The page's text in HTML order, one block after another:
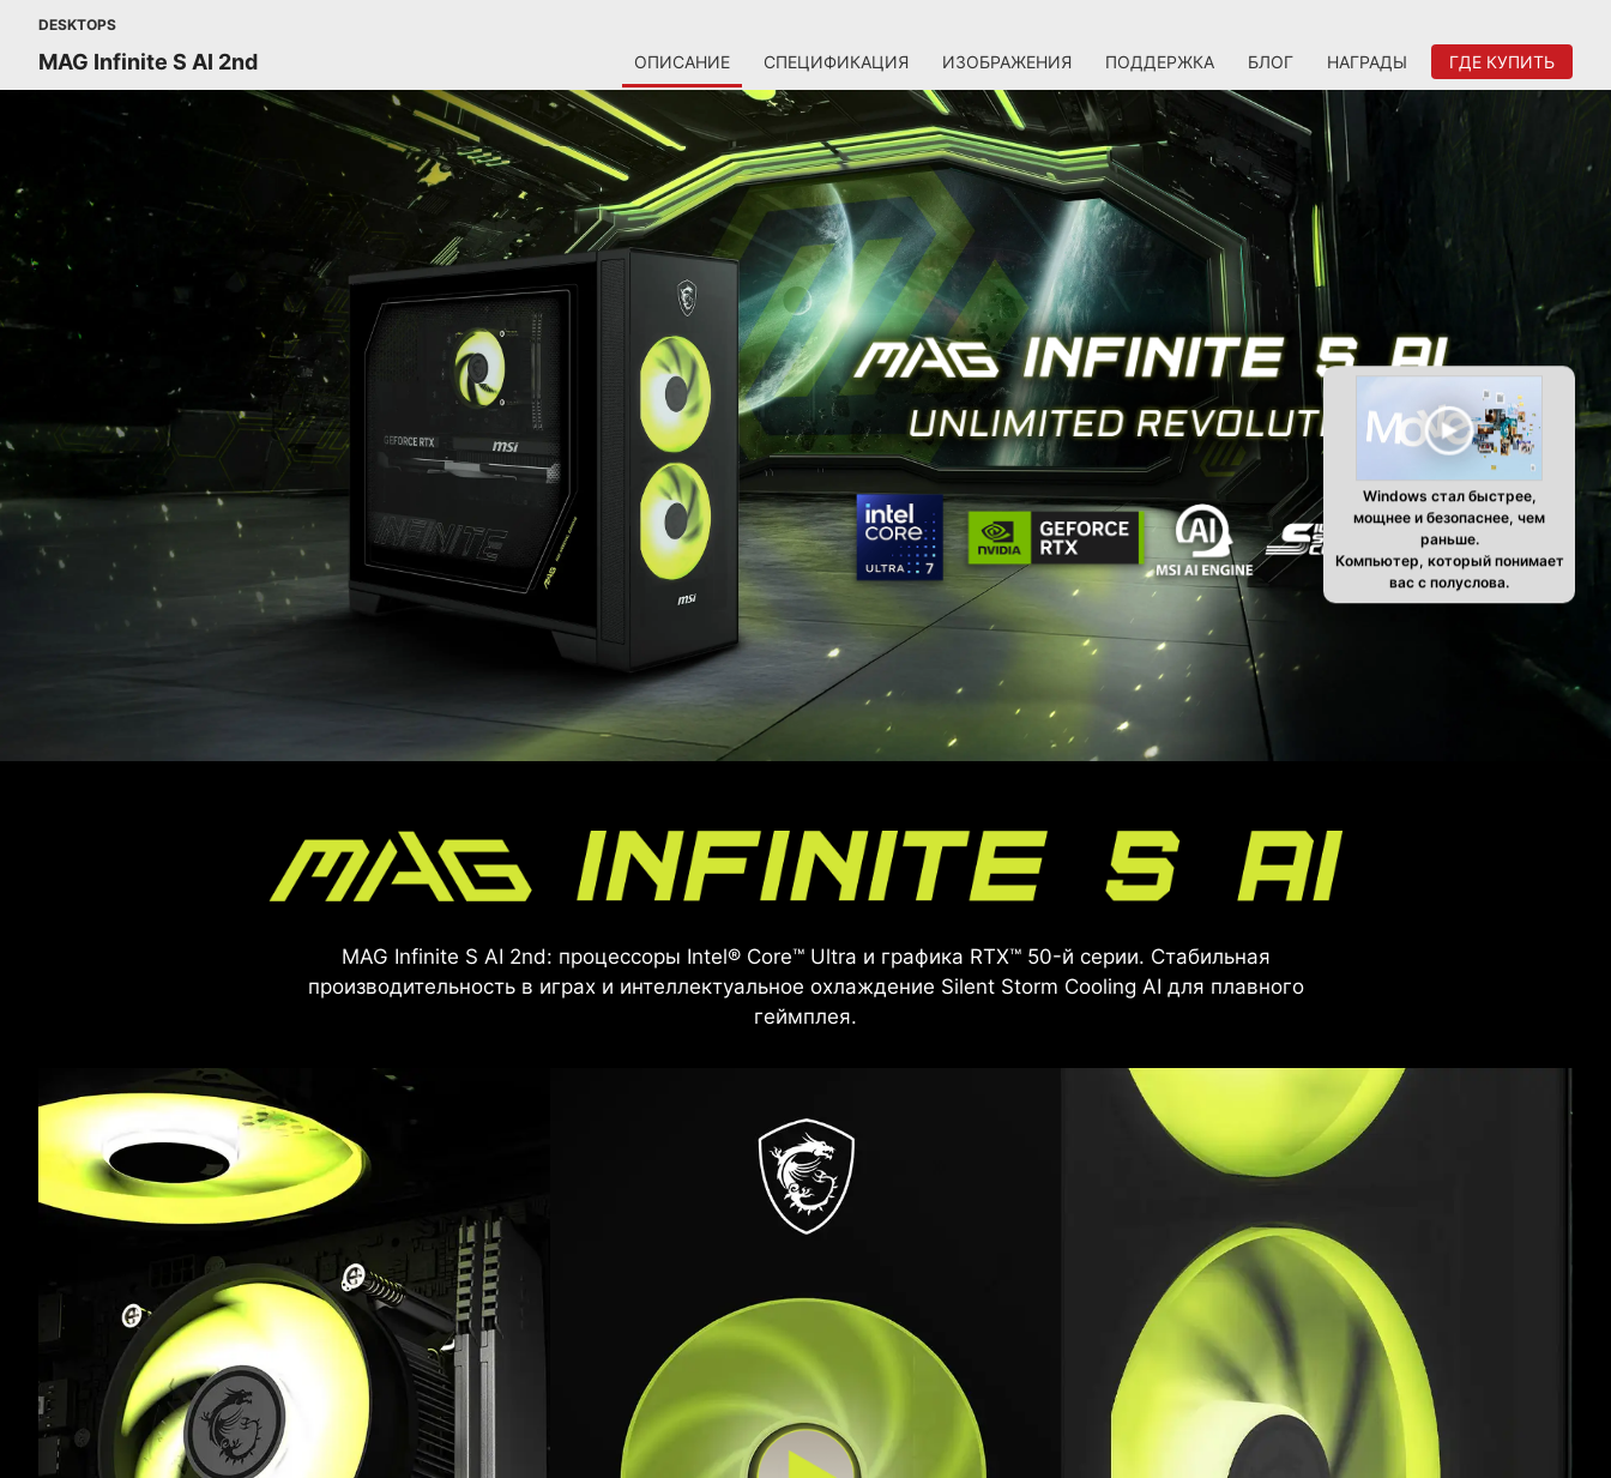
DESKTOPS
MAG Infinite S AI 2nd ОПИСАНИЕ СПЕЦИФИКАЦИЯ ИЗОБРАЖЕНИЯ ПОДДЕРЖКА БЛОГ НАГРАДЫ ГДЕ КУПИТЬ
Windows стал быстрее,
мощнее и безопаснее, чем
раньше.
Компьютер, который понимает
вас с полуслова.
MAG Infinite S AI 2nd: процессоры Intel® Core™ Ultra и графика RTX™ 50-й серии. Стабильная
производительность в играх и интеллектуальное охлаждение Silent Storm Cooling AI для плавного
геймплея.